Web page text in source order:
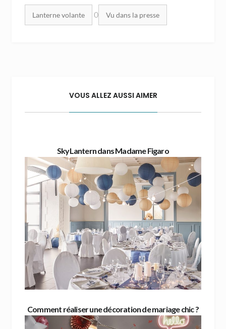
Mots clés :
Lanterne volante 0 Vu dans la presse
VOUS ALLEZ AUSSI AIMER
SkyLantern dans Madame Figaro
Comment réaliser une décoration de mariage chic ?